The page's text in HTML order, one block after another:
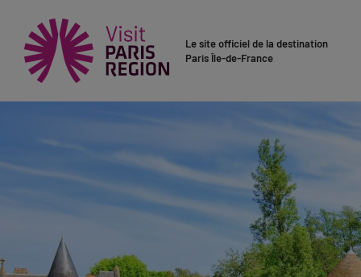
Le site officiel de la destination
Paris Île-de-France